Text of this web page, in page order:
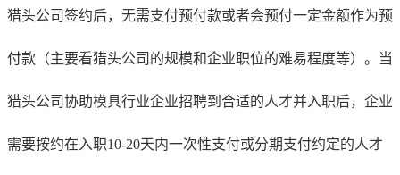
猎头公司签约后，无需支付预付款或者会预付一定金额作为预
付款（主要看猎头公司的规模和企业职位的难易程度等）。当
猎头公司协助模具行业企业招聘到合适的人才并入职后，企业
需要按约在入职10-20天内一次性支付或分期支付约定的人才